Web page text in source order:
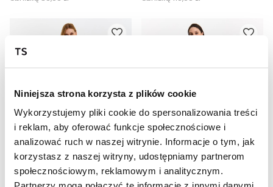
Niniejsza strona korzysta z plików cookie
Wykorzystujemy pliki cookie do spersonalizowania treści
i reklam, aby oferować funkcje społecznościowe i
analizować ruch w naszej witrynie. Informacje o tym, jak
korzystasz z naszej witryny, udostępniamy partnerom
społecznościowym, reklamowym i analitycznym.
OUTLET
HOT
OUTLET
HOT